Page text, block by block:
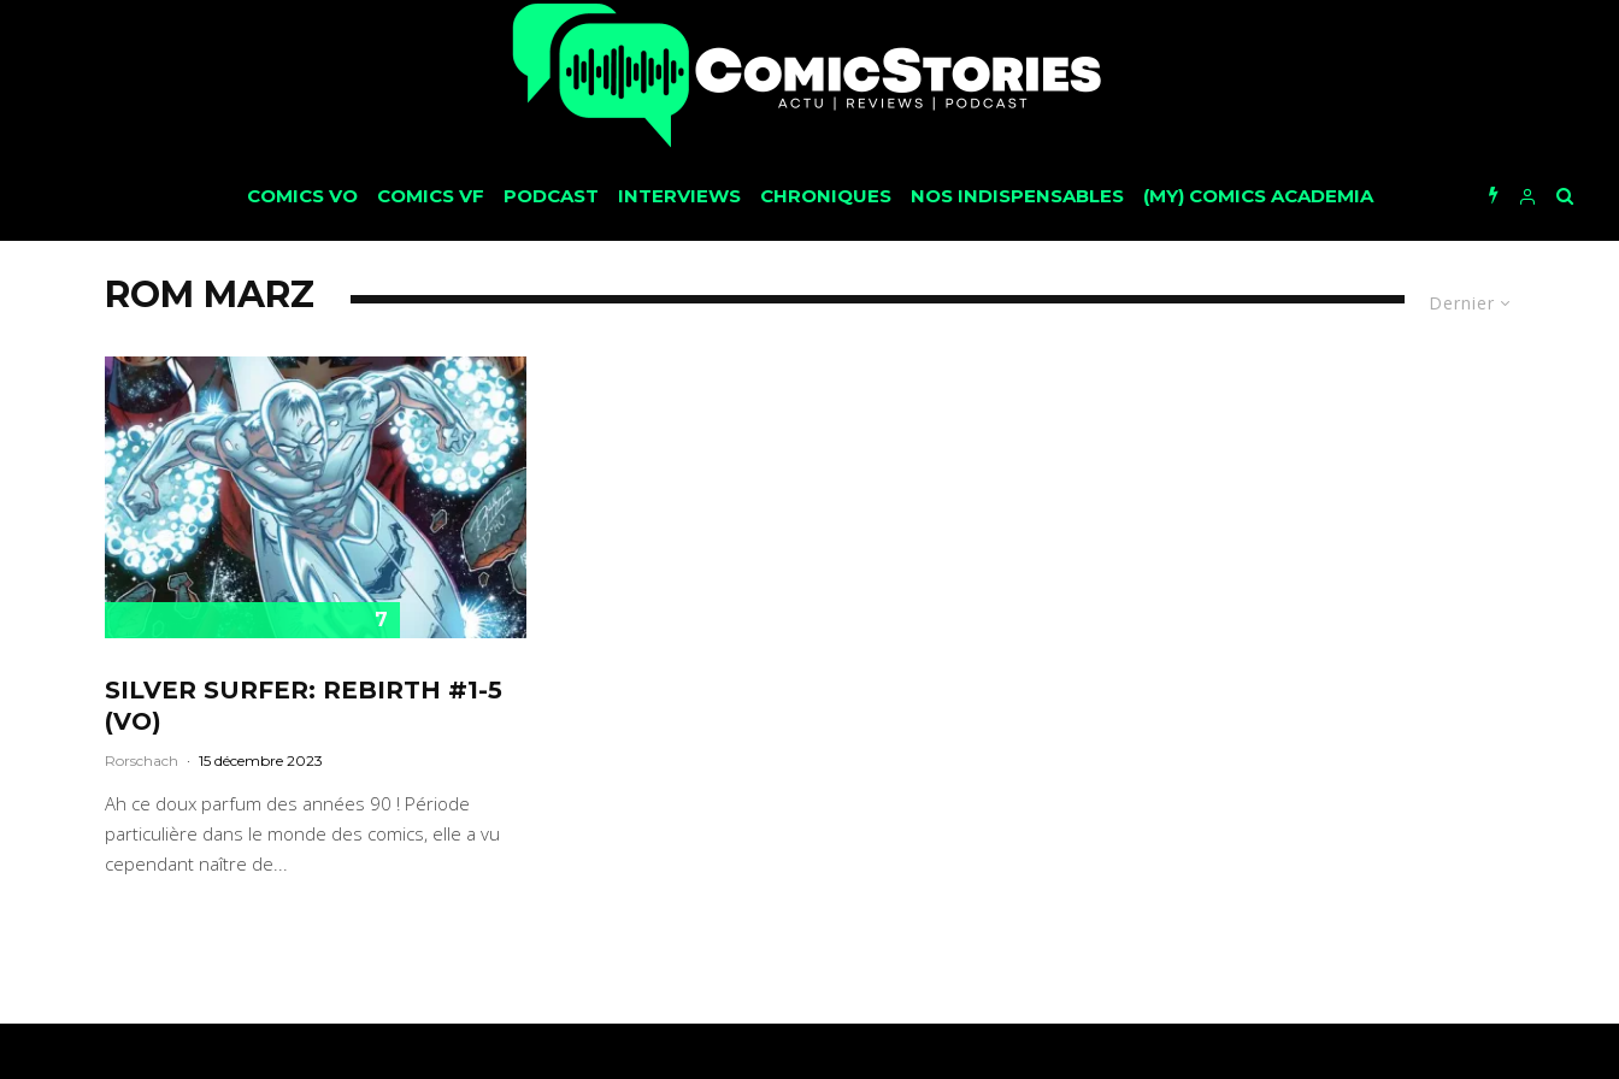
COMICS VO COMICS VF PODCAST INTERVIEWS CHRONIQUES NOS INDISPENSABLES (MY) COMICS ACADEMIA
Dernier
ROM MARZ
7
SILVER SURFER: REBIRTH #1-5
(VO)
Rorschach · 15 décembre 2023
Ah ce doux parfum des années 90 ! Période
particulière dans le monde des comics, elle a vu
cependant naître de...